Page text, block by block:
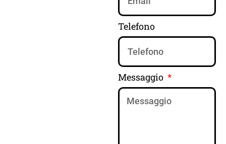
Telefono
Messaggio